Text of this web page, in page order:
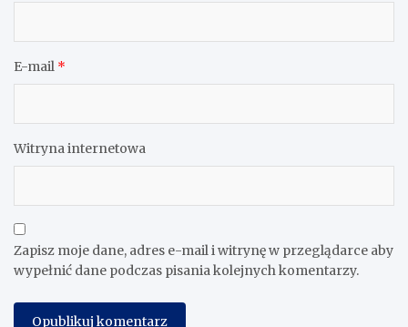
E-mail *
Witryna internetowa
Zapisz moje dane, adres e-mail i witrynę w przeglądarce aby
wypełnić dane podczas pisania kolejnych komentarzy.